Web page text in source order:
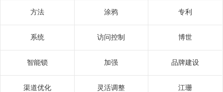
方法 涂鸦 专利
系统 访问控制 博世
智能锁 加强 品牌建设
渠道优化 灵活调整 江珊